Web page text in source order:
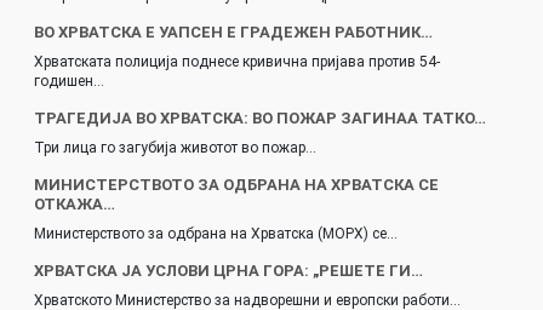
ВО ХРВАТСКА Е УАПСЕН Е ГРАДЕЖЕН РАБОТНИК…
Хрватската полиција поднесе кривична пријава против 54-
годишен…
ТРАГЕДИЈА ВО ХРВАТСКА: ВО ПОЖАР ЗАГИНАА ТАТКО…
Три лица го загубија животот во пожар…
МИНИСТЕРСТВОТО ЗА ОДБРАНА НА ХРВАТСКА СЕ
ОТКАЖА…
Министерството за одбрана на Хрватска (МОРХ) се…
ХРВАТСКА ЈА УСЛОВИ ЦРНА ГОРА: „РЕШЕТЕ ГИ…
Хрватското Министерство за надворешни и европски работи…